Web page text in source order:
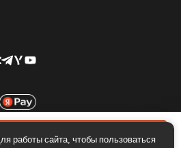
В корзину
права защищены.Политика
работы сайта, чтобы пользоваться